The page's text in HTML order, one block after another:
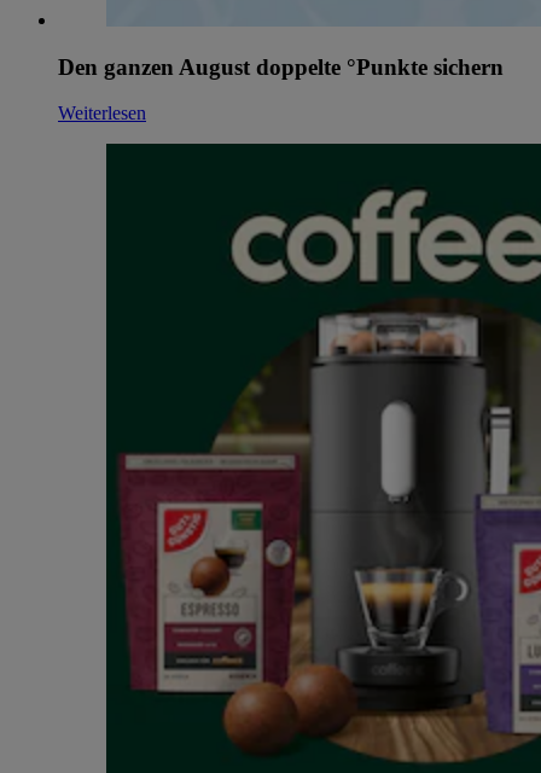
Den ganzen August doppelte °Punkte sichern
Weiterlesen